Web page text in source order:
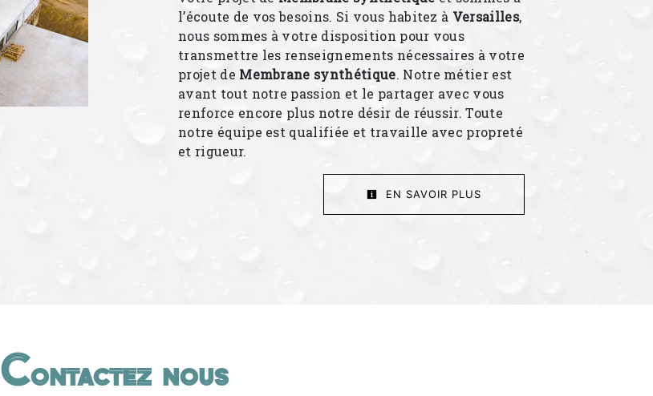
l’écoute de vos besoins. Si vous habitez à Versailles,
nous sommes à votre disposition pour vous
transmettre les renseignements nécessaires à votre
projet de Membrane synthétique. Notre métier est
avant tout notre passion et le partager avec vous
renforce encore plus notre désir de réussir. Toute
notre équipe est qualifiée et travaille avec propreté
et rigueur.
EN SAVOIR PLUS
Contactez nous